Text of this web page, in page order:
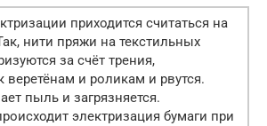
приходится считаться на
нити пряжи на текстильных
за счёт трения,
веретёнам и роликам и рвутся.
пыль и загрязняется.
электризация бумаги при